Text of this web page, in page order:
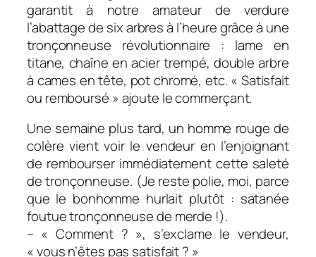
garantit à notre amateur de verdure
l’abattage de six arbres à l’heure grâce à une
tronçonneuse révolutionnaire : lame en
titane, chaîne en acier trempé, double arbre
à cames en tête, pot chromé, etc. « Satisfait
ou remboursé » ajoute le commerçant.
Une semaine plus tard, un homme rouge de
colère vient voir le vendeur en l’enjoignant
de rembourser immédiatement cette saleté
de tronçonneuse. (Je reste polie, moi, parce
que le bonhomme hurlait plutôt : satanée
foutue tronçonneuse de merde !).
– « Comment ? », s’exclame le vendeur,
« vous n’êtes pas satisfait ? »